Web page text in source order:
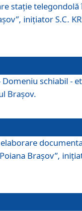
staţie telegondolă
iniţiator S.C.
schiabil -
Braşov.
Braşov”,